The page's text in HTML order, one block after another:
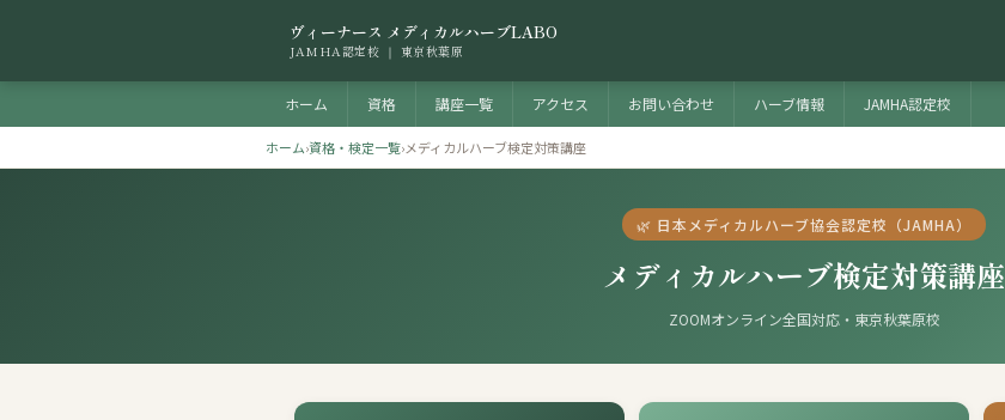
ヴィーナース メディカルハーブLABO
JAMHA認定校 ｜ 東京秋葉原
ホーム 資格 講座一覧 アクセス お問い合わせ ハーブ情報 JAMHA認定校
ホーム›資格・検定一覧›メディカルハーブ検定対策講座
🌿 日本メディカルハーブ協会認定校（JAMHA）
メディカルハーブ検定対策講座
ZOOMオンライン全国対応・東京秋葉原校